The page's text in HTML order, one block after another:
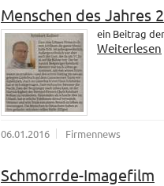
Menschen des Jahres
ein Beitrag
Weiterlesen
06.01.2016 Firmennews
Schmorrde-Imagefilm